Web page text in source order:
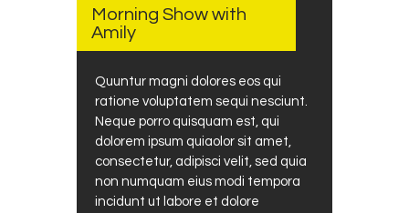
26, 2017
Morning Show with
Amily
Quuntur magni dolores eos qui
ratione voluptatem sequi nesciunt.
Neque porro quisquam est, qui
dolorem ipsum quiaolor sit amet,
consectetur, adipisci velit, sed quia
non numquam eius modi tempora
incidunt ut labore et dolore